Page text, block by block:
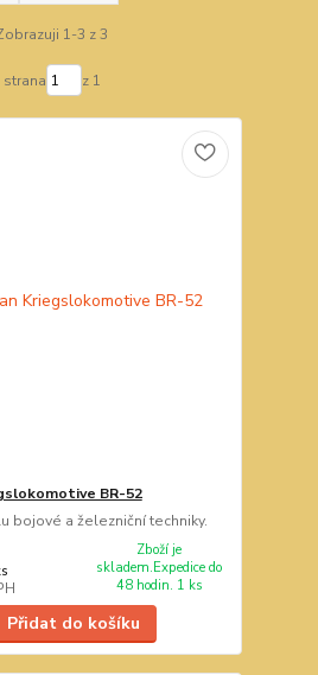
1-3 z 3
strana z 1
BR-52
bojové a železniční techniky.
Zboží je
skladem.Expedice do
48 hodin. 1 ks
Přidat do košíku